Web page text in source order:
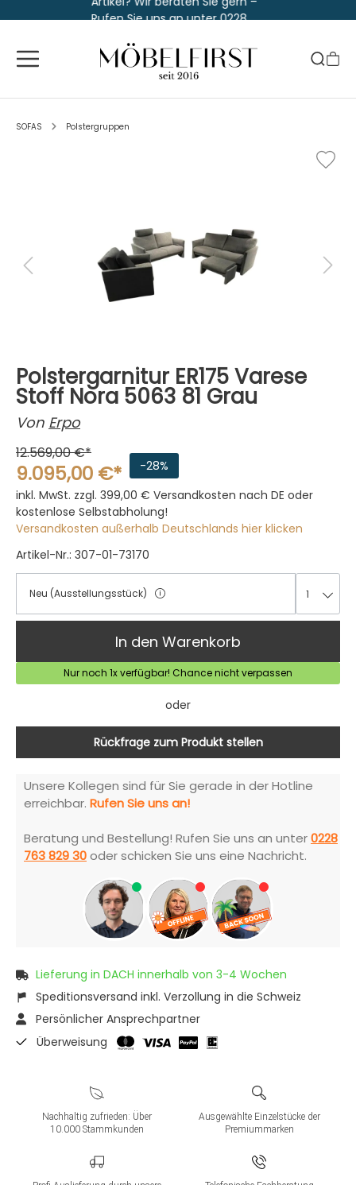
Rufen Sie uns an unter 0228
SOFAS Polstergruppen
Polstergarnitur ER175 Varese
Stoff Nora 5063 81 Grau
Von Erpo
12.569,00 €*
9.095,00 €*
-28%
inkl. MwSt. zzgl. 399,00 € Versandkosten nach DE oder
kostenlose Selbstabholung!
Versandkosten außerhalb Deutschlands hier klicken
Artikel-Nr.: 307-01-73170
Neu (Ausstellungsstück) 1
In den Warenkorb
Nur noch 1x verfügbar! Chance nicht verpassen
oder
Rückfrage zum Produkt stellen
Unsere Kollegen sind für Sie gerade in der Hotline
erreichbar. Rufen Sie uns an!
Beratung und Bestellung! Rufen Sie uns an unter0228
763 829 30oder schicken Sie uns eine Nachricht.
Lieferung in DACH innerhalb von 3-4 Wochen
Speditionsversand inkl. Verzollung in die Schweiz
Persönlicher Ansprechpartner
Überweisung
Nachhaltig zufrieden: Über
10.000 Stammkunden
Ausgewählte Einzelstücke der
Premiummarken